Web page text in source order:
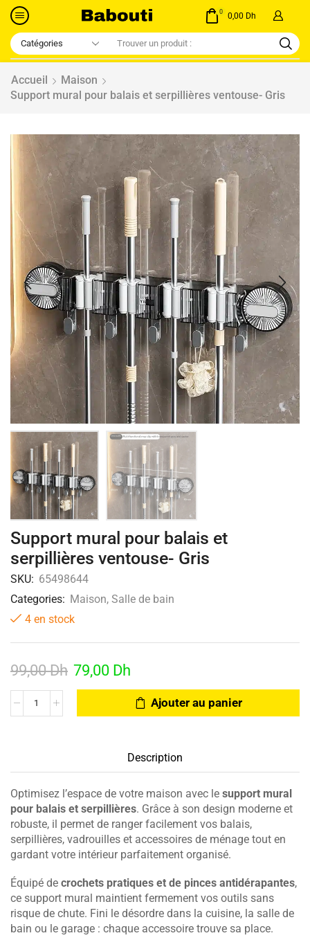
0 0,00 Dh
Accueil
Maison
Support mural pour balais et serpillières ventouse- Gris
Support mural pour balais et
serpillières ventouse- Gris
SKU: 65498644
Categories: Maison, Salle de bain
4 en stock
99,00Dh 79,00 Dh
Ajouter au panier
Description
Optimisez l’espace de votre maison avec le support mural
pour balais et serpillières. Grâce à son design moderne et
robuste, il permet de ranger facilement vos balais,
serpillières, vadrouilles et accessoires de ménage tout en
gardant votre intérieur parfaitement organisé.
Équipé de crochets pratiques et de pinces antidérapantes,
ce support mural maintient fermement vos outils sans
risque de chute. Fini le désordre dans la cuisine, la salle de
bain ou le garage : chaque accessoire trouve sa place.